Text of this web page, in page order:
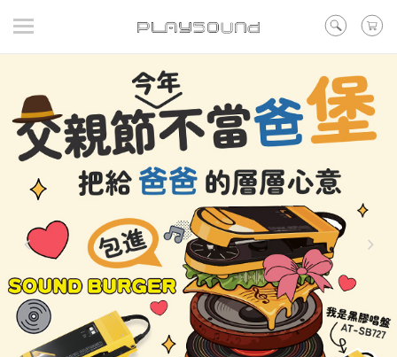
登入
/ 聯絡我們
▼在線活動
▼好評預購
▼新品
▼出清
品牌
耳機
喇叭
黑膠
訊源DAC耳擴